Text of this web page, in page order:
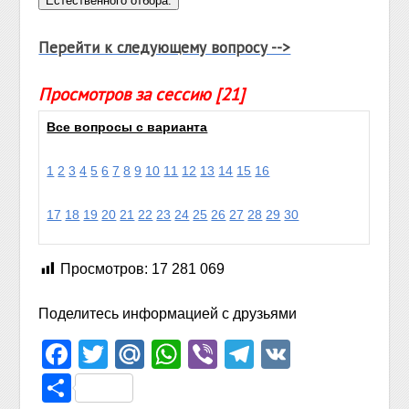
Перейти к следующему вопросу -->
Просмотров за сессию [21]
Все вопросы с варианта
1 2 3 4 5 6 7 8 9 10 11 12 13 14 15 16
17 18 19 20 21 22 23 24 25 26 27 28 29 30
Просмотров: 17 281 069
Поделитесь информацией с друзьями
Facebook
TwitterMail.Ru
WhatsApp
ViberTelegram
Отправить